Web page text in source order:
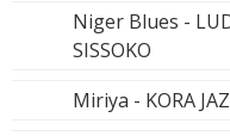
Niger Blues -
SISSOKO
Miriya - KORA